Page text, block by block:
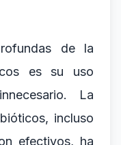
de la
es su uso
La
incluso
efectivos, ha